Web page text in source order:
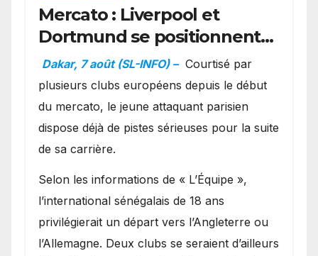
Mercato : Liverpool et
Dortmund se positionnent
en favoris pour recruter
Ibrahim Mbaye
Dakar, 7 août (SL-INFO) – Courtisé par
plusieurs clubs européens depuis le début
du mercato, le jeune attaquant parisien
dispose déjà de pistes sérieuses pour la suite
de sa carrière.
Selon les informations de « L’Équipe »,
l’international sénégalais de 18 ans
privilégierait un départ vers l’Angleterre ou
l’Allemagne. Deux clubs se seraient d’ailleurs